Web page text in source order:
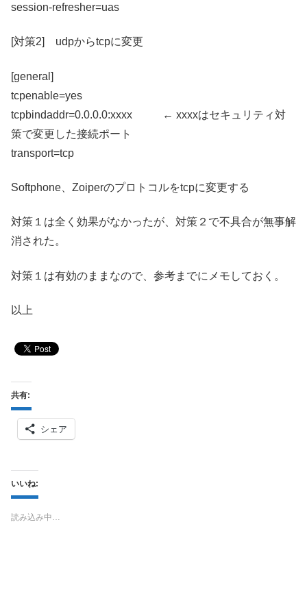
session-refresher=uas
[対策2] udpからtcpに変更
[general]
tcpenable=yes
tcpbindaddr=0.0.0.0:xxxx ← xxxxはセキュリティ対
策で変更した接続ポート
transport=tcp
Softphone、Zoiperのプロトコルをtcpに変更する
対策１は全く効果がなかったが、対策２で不具合が無事解
消された。
対策１は有効のままなので、参考までにメモしておく。
以上
共有:
シェア
いいね:
読み込み中…